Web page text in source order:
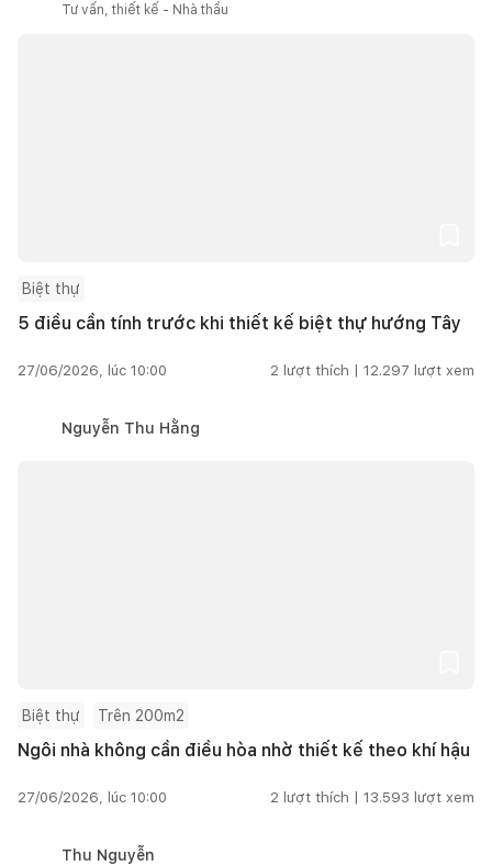
Tư vấn, thiết kế - Nhà thầu
Biệt thự
5 điều cần tính trước khi thiết kế biệt thự hướng Tây
27/06/2026, lúc 10:00 2 lượt thích | 12.297 lượt xem
Nguyễn Thu Hằng
Biệt thự Trên 200m2
Ngôi nhà không cần điều hòa nhờ thiết kế theo khí hậu
27/06/2026, lúc 10:00 2 lượt thích | 13.593 lượt xem
Thu Nguyễn